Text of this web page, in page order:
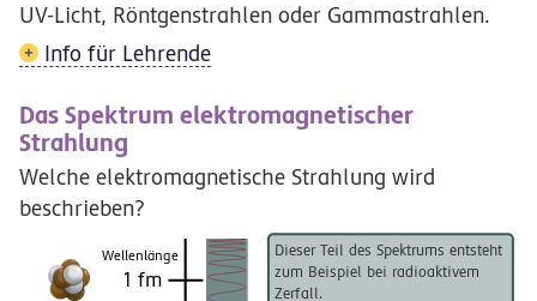
UV-Licht, Röntgenstrahlen oder Gammastrahlen.
Info für Lehrende
Das Spektrum elektromagnetischer
Strahlung
Welche elektromagnetische Strahlung wird
beschrieben?
Dieser Teil des Spektrums entsteht
zum Beispiel bei radioaktivem
Zerfall.
Wellenlänge
1 fm